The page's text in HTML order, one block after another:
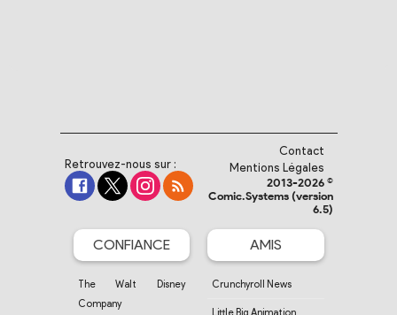
Retrouvez-nous sur :
Contact
Mentions Légales
2013-2026 ©
Comic.Systems (version
6.5)
CONFIANCE
The Walt Disney
Company
AMIS
Crunchyroll News
Little Big Animation